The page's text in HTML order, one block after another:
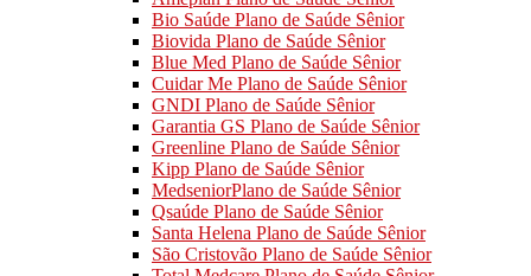
Bio Saúde Plano de Saúde Sênior
Biovida Plano de Saúde Sênior
Blue Med Plano de Saúde Sênior
Cuidar Me Plano de Saúde Sênior
GNDI Plano de Saúde Sênior
Garantia GS Plano de Saúde Sênior
Greenline Plano de Saúde Sênior
Kipp Plano de Saúde Sênior
MedseniorPlano de Saúde Sênior
Qsaúde Plano de Saúde Sênior
Santa Helena Plano de Saúde Sênior
São Cristovão Plano de Saúde Sênior